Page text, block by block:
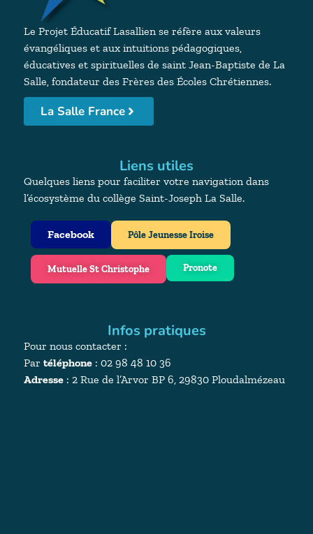
Le Projet Éducatif Lasallien se réfère aux valeurs
évangéliques et aux intuitions pédagogiques,
éducatives et spirituelles de saint Jean-Baptiste de La
Salle, fondateur des Frères des Écoles Chrétiennes.
La Salle France
Liens utiles
Quelques liens pour faciliter votre navigation dans
l’écosystème du collège Saint-Joseph La Salle.
Facebook Pôle Jeunesse Iroise
Mutuelle St Christophe Pronote
Infos pratiques
Pour nous contacter :
Par téléphone : 02 98 48 10 36
Adresse : 2 Rue de l’Arvor BP 6, 29830 Ploudalmézeau